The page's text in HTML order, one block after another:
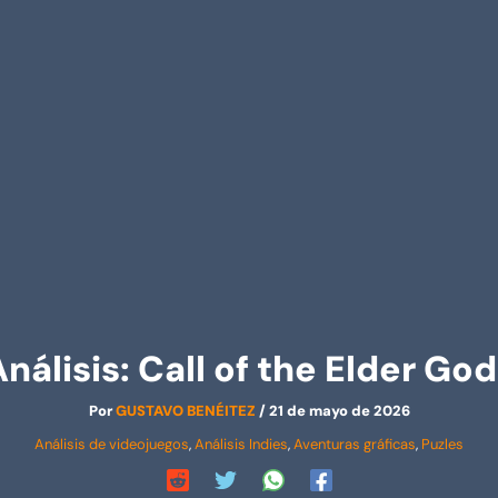
Call of the Elder
PorGUSTAVO BENÉITEZ /21 de mayo de 2026
Análisis de videojuegos,Análisis Indies,Aventuras gráficas, Puzles